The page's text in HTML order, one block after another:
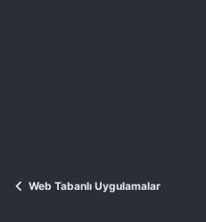
Web Tabanlı Uygulamalar